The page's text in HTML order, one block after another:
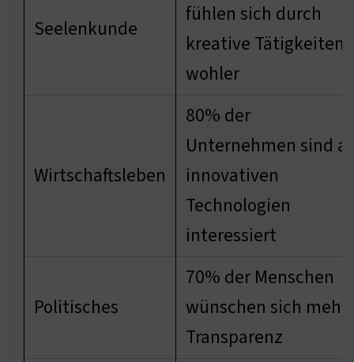
Seelenkunde
fühlen sich durch
kreative Tätigkeiten
wohler
Wirtschaftsleben
80% der
Unternehmen sind
innovativen
Technologien
interessiert
Politisches
70% der Menschen
wünschen sich mehr
Transparenz